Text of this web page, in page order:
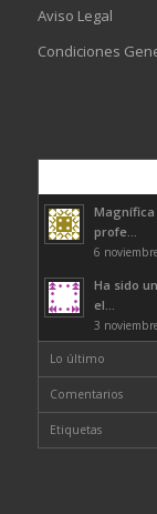
Aviso Legal
Condiciones
profe...
6
Ha sido
el...
3
Lo último
Comentarios
Etiquetas